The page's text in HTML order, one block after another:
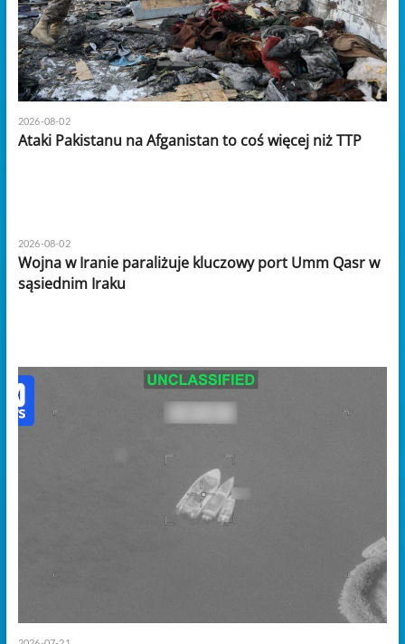
2026-08-02
Ataki Pakistanu na Afganistan to coś więcej niż TTP
2026-08-02
Wojna w Iranie paraliżuje kluczowy port Umm Qasr w
sąsiednim Iraku